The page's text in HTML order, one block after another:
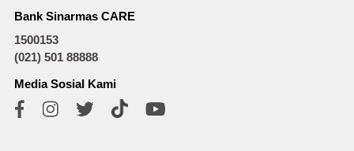
Bank Sinarmas CARE
1500153
(021) 501 88888
Media Sosial Kami